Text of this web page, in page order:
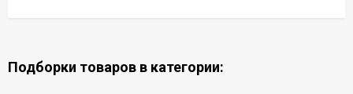
Подборки товаров в категории: